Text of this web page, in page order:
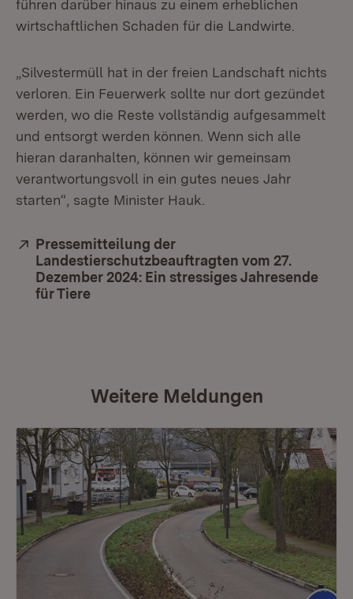
führen darüber hinaus zu einem erheblichen
wirtschaftlichen Schaden für die Landwirte.
„Silvestermüll hat in der freien Landschaft nichts
verloren. Ein Feuerwerk sollte nur dort gezündet
werden, wo die Reste vollständig aufgesammelt
und entsorgt werden können. Wenn sich alle
hieran daranhalten, können wir gemeinsam
verantwortungsvoll in ein gutes neues Jahr
starten“, sagte Minister Hauk.
Extern:
Pressemitteilung der
Landestierschutzbeauftragten vom 27.
Dezember 2024: Ein stressiges Jahresende
für Tiere
Weitere Meldungen